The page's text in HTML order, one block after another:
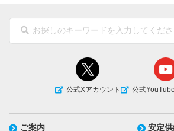
公式Xアカウント 公式
ご案内 安定